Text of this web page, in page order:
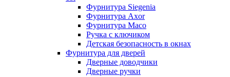
Фурнитура Siegenia
Фурнитура Axor
Фурнитура Maco
Ручка с ключиком
Детская безопасность в окнах
Фурнитура для дверей
Дверные доводчики
Дверные ручки